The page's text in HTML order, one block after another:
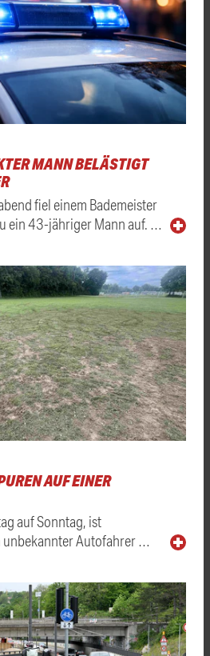
MANN BELÄSTIGT
fiel einem Bademeister
ein 43-jähriger Mann auf. …
AUF EINER
auf Sonntag, ist
unbekannter Autofahrer …